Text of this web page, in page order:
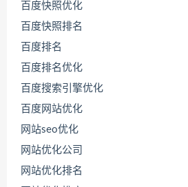
百度快照优化
百度快照排名
百度排名
百度排名优化
百度搜索引擎优化
百度网站优化
网站seo优化
网站优化公司
网站优化排名